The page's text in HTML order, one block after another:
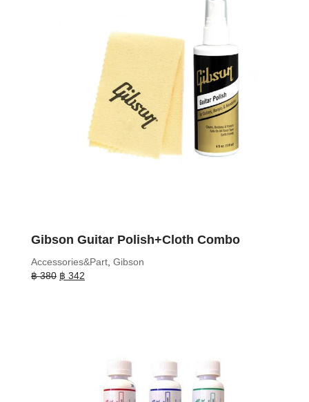
Gibson Guitar Polish+Cloth Combo
Accessories&Part Gibson
฿380 Original
฿ 342